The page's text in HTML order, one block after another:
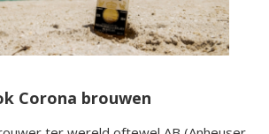
Corona brouwen